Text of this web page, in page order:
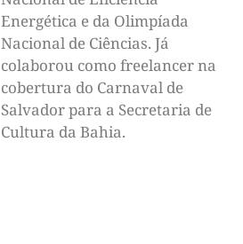
Energética e da Olimpíada
Nacional de Ciências. Já
colaborou como freelancer na
cobertura do Carnaval de
Salvador para a Secretaria de
Cultura da Bahia.